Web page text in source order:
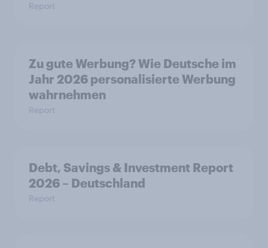
Report
Zu gute Werbung? Wie Deutsche im
Jahr 2026 personalisierte Werbung
wahrnehmen
Report
Debt, Savings & Investment Report
2026 – Deutschland
Report